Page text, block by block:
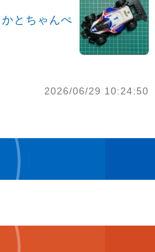
かとちゃんぺ
2026/06/29 10:24:50